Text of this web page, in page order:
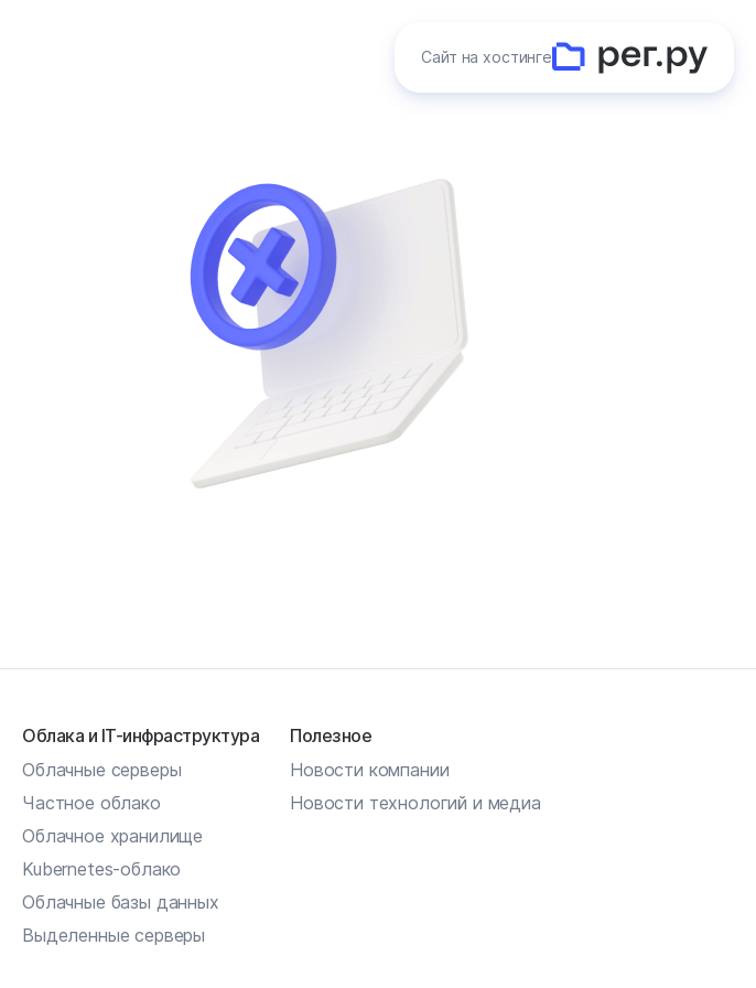
Сайт на хостинге
Облака и IT-инфраструктура
Облачные серверы
Частное облако
Облачное хранилище
Kubernetes-облако
Облачные базы данных
Выделенные серверы
Полезное
Новости компании
Новости технологий и медиа